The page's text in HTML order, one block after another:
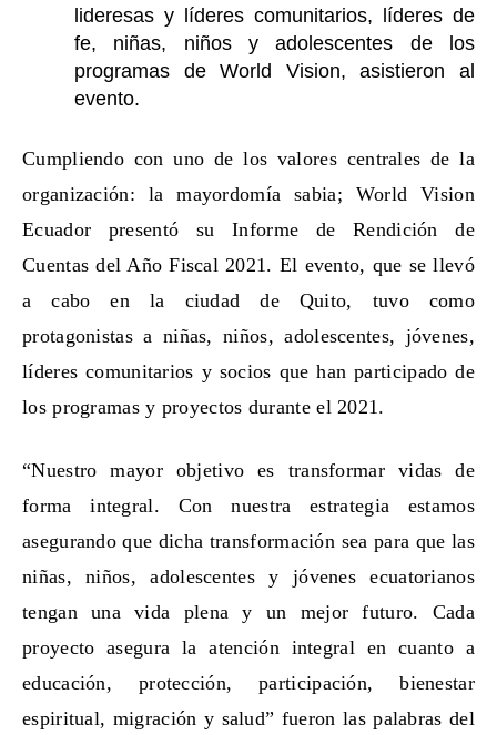
lideresas y líderes comunitarios, líderes de
fe, niñas, niños y adolescentes de los
programas de World Vision, asistieron al
evento.
Cumpliendo con uno de los valores centrales de la
organización: la mayordomía sabia; World Vision
Ecuador presentó su Informe de Rendición de
Cuentas del Año Fiscal 2021. El evento, que se llevó
a cabo en la ciudad de Quito, tuvo como
protagonistas a niñas, niños, adolescentes, jóvenes,
líderes comunitarios y socios que han participado de
los programas y proyectos durante el 2021.
“Nuestro mayor objetivo es transformar vidas de
forma integral. Con nuestra estrategia estamos
asegurando que dicha transformación sea para que las
niñas, niños, adolescentes y jóvenes ecuatorianos
tengan una vida plena y un mejor futuro. Cada
proyecto asegura la atención integral en cuanto a
educación, protección, participación, bienestar
espiritual, migración y salud” fueron las palabras del